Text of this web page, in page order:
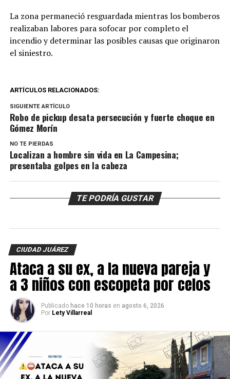
La zona permaneció resguardada mientras los bomberos
realizaban labores para sofocar por completo el
incendio y determinar las posibles causas que originaron
el siniestro.
ARTÍCULOS RELACIONADOS:
SIGUIENTE ARTÍCULO
Robo de pickup desata persecución y fuerte choque en
Gómez Morín
NO TE PIERDAS
Localizan a hombre sin vida en La Campesina;
presentaba golpes en la cabeza
TE PODRÍA GUSTAR
CIUDAD JUÁREZ
Ataca a su ex, a la nueva pareja y
a 3 niños con escopeta por celos
Publicado hace 10 horas en agosto 6, 2026
Por Lety Villarreal